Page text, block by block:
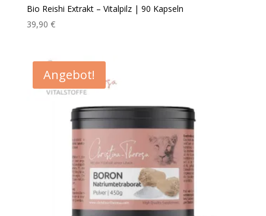
Bio Reishi Extrakt – Vitalpilz | 90 Kapseln
39,90 €
Angebot!